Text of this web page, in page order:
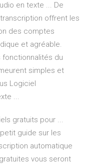
en texte ... De
offrent les
des comptes
et agréable.
fonctionnalités du
simples et
Logiciel
...
gratuits pour ...
guide sur les
automatique
vous seront